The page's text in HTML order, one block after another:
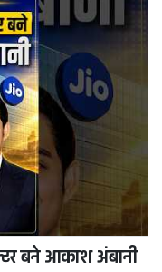
बने आकाश अंबानी